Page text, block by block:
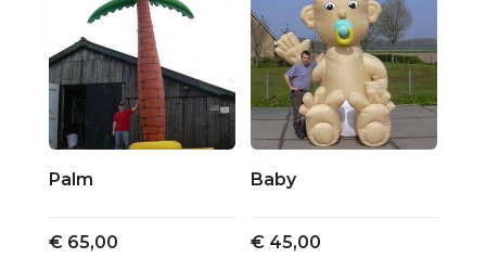
Palm
€65,00
Baby
€ 45,00